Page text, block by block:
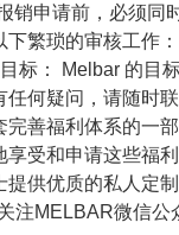
销申请前，必须同
下繁琐的审核工作
标： Melbar 的目
任何疑问，请随时
完善福利体系的一
享受和申请这些福
提供优质的私人定
注MELBAR微信公